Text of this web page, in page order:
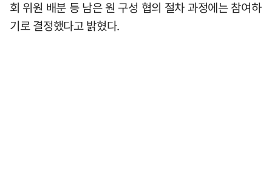
회 위원 배분 등 남은 원 구성 협의 절차 과정에는 참여하
기로 결정했다고 밝혔다.